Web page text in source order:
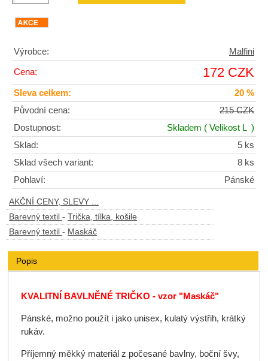
Výrobce: Malfini
Cena: 172 CZK
Sleva celkem:
20 %
Původní cena:
215 CZK
Dostupnost:
Skladem ( Velikost L )
Sklad:
5 ks
Sklad všech variant:
8 ks
Pohlaví:
Pánské
AKČNÍ CENY, SLEVY ...
Barevný textil - Trička, tílka, košile
Barevný textil - Maskáč
Popis
KVALITNÍ BAVLNĚNÉ TRIČKO - vzor "Maskáč"
Pánské, možno použít i jako unisex, kulatý výstřih, krátký
rukáv.
Příjemný měkký materiál z počesané bavlny, boční švy,